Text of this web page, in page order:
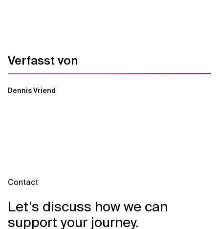
Verfasst von
Dennis Vriend
Contact
Let’s discuss how we can
support your journey.